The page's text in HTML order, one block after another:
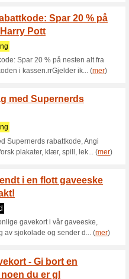
Holde
100%
å
Gjør